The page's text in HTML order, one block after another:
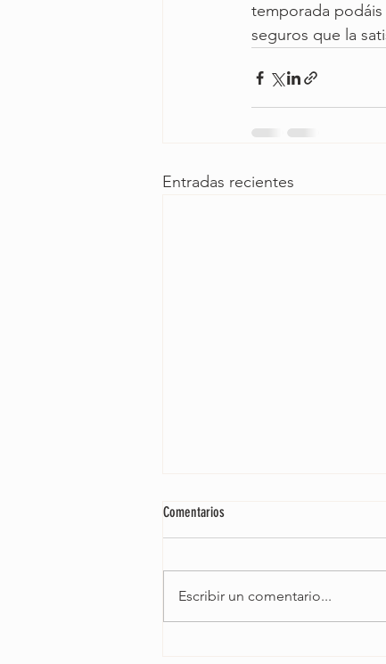
temporada podáis
seguros que la
Entradas recientes
Comentarios
Escribir un comentario...